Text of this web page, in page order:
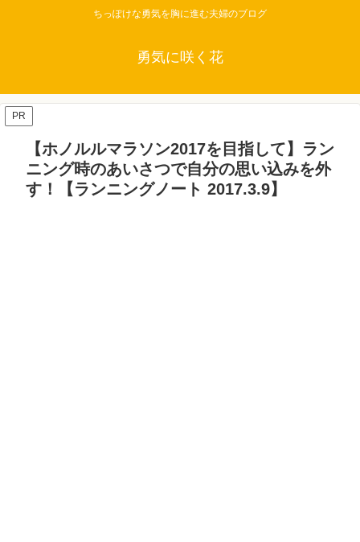
ちっぽけな勇気を胸に進む夫婦のブログ
勇気に咲く花
PR
【ホノルルマラソン2017を目指して】ラン
ニング時のあいさつで自分の思い込みを外
す！【ランニングノート 2017.3.9】